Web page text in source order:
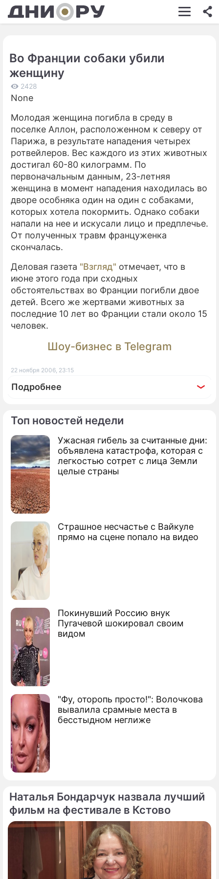
ШОУ-БИЗНЕС
КИНО
ЭКОНОМИКА
ПРОИСШЕСТВИЯ
СОННИК
СТИЛЬ ЖИЗНИ
СЕРИАЛЫ
ИГРЫ
ПРЕСС-РЕЛИЗЫ
Топ новостей недели
Ужасная гибель за считанные дни:
объявлена катастрофа, которая с
легкостью сотрет с лица Земли
целые страны
Страшное несчастье с Вайкуле
прямо на сцене попало на видео
Покинувший Россию внук
Пугачевой шокировал своим
видом
"Фу, оторопь просто!": Волочкова
вывалила срамные места в
бесстыдном неглиже
Во Франции собаки убили
женщину
2428
None
Молодая женщина погибла в среду в
поселке Аллон, расположенном к северу от
Парижа, в результате нападения четырех
ротвейлеров. Вес каждого из этих животных
достигал 60-80 килограмм. По
первоначальным данным, 23-летняя
женщина в момент нападения находилась во
дворе особняка один на один с собаками,
которых хотела покормить. Однако собаки
напали на нее и искусали лицо и предплечье.
От полученных травм француженка
скончалась.
Деловая газета "Взгляд" отмечает, что в
июне этого года при сходных
обстоятельствах во Франции погибли двое
детей. Всего же жертвами животных за
последние 10 лет во Франции стали около 15
человек.
Шоу-бизнес в Telegram
22 ноября 2006, 23:15
Подробнее
Наталья Бондарчук назвала лучший
фильм на фестивале в Кстово